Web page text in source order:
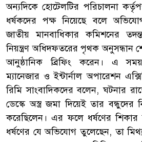
অন্যদিকে হোটেলটির পরিচালনা
ধর্ষকদের পক্ষ নিয়েছে বলে অভিযোগ
জাতীয় মানবাধিকার কমিশনের
নিয়ন্ত্রণ অধিদফতরের পৃথক অনুসন্ধান
আনুষ্ঠানিক ব্রিফিং করেন। এ
ম্যানেজার ও ইন্টার্নাল অপারেশন
রিমি সাংবাদিকদের বলেন, ঘটনার
ডেস্কে অস্ত্র জমা দিয়েই তার বন্ধুদের
করেছিলেন। এর ফলে ধর্ষণের শিকার
ধর্ষণের যে অভিযোগ তুলেছেন, তা